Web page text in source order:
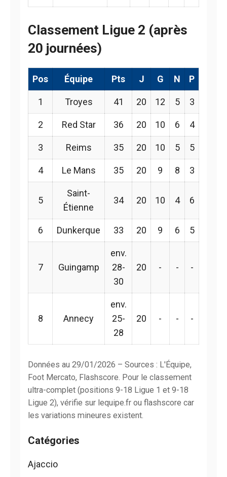
Classement Ligue 2 (après
20 journées)
Pos Équipe Pts J G N P
1 Troyes 41 20 12 5 3
2 Red Star 36 20 10 6 4
3 Reims 35 20 10 5 5
4 Le Mans 35 20 9 8 3
5
Saint-
Étienne
34 20 10 4 6
6 Dunkerque 33 20 9 6 5
7 Guingamp
env.
28-
30
20 - - -
8 Annecy
env.
25-
28
20 - - -
Données au 29/01/2026 – Sources : L'Équipe,
Foot Mercato, Flashscore. Pour le classement
ultra-complet (positions 9-18 Ligue 1 et 9-18
Ligue 2), vérifie sur lequipe.fr ou flashscore car
les variations mineures existent.
Catégories
Ajaccio